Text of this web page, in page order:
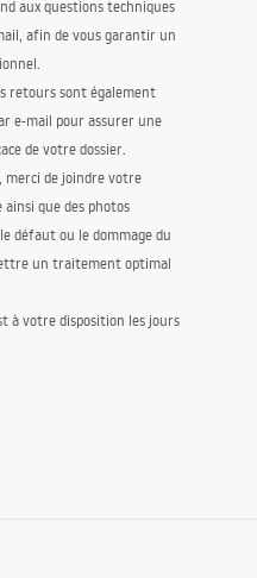
aux questions techniques
afin de vous garantir un
retours sont également
e-mail pour assurer une
de votre dossier.
merci de joindre votre
ainsi que des photos
défaut ou le dommage du
un traitement optimal
à votre disposition les jours